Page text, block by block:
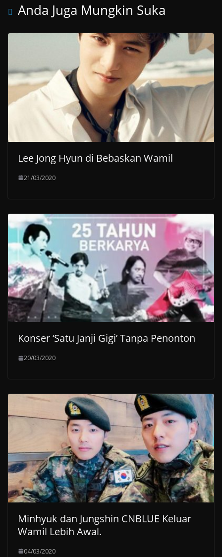
Anda Juga Mungkin Suka
Lee Jong Hyun di Bebaskan Wamil
21/03/2020
Konser ‘Satu Janji Gigi’ Tanpa Penonton
20/03/2020
Minhyuk dan Jungshin CNBLUE Keluar
Wamil Lebih Awal.
04/03/2020